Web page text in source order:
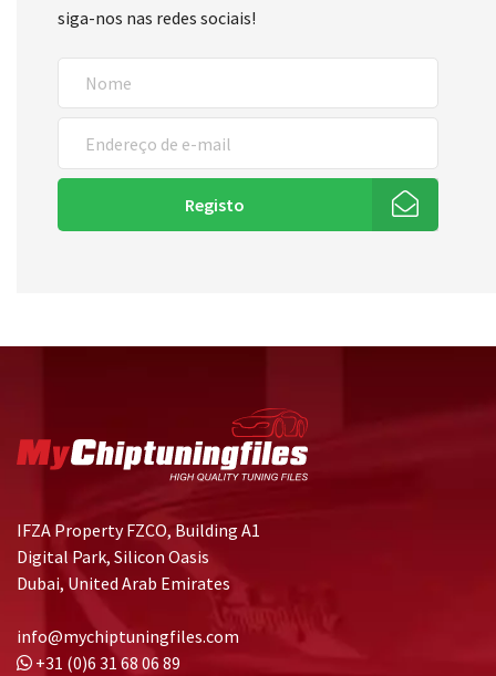
siga-nos nas redes sociais!
Registo
IFZA Property FZCO, Building A1
Digital Park, Silicon Oasis
Dubai, United Arab Emirates
info@mychiptuningfiles.com
+31 (0)6 31 68 06 89